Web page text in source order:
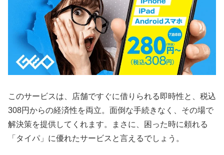
このサービスは、店舗ですぐに借りられる即時性と、税込
308円からの経済性を両立。面倒な手続きなく、その場で
解決策を提供してくれます。まさに、困った時に頼れる
「タイパ」に優れたサービスと言えるでしょう。